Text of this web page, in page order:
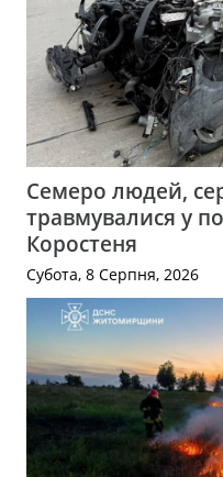
Семеро людей,
травмувалися у
Коростеня
Субота, 8 Серпня, 2026